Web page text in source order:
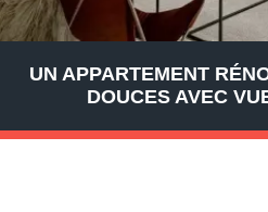
UN APPARTEMENT
DOUCES AVEC